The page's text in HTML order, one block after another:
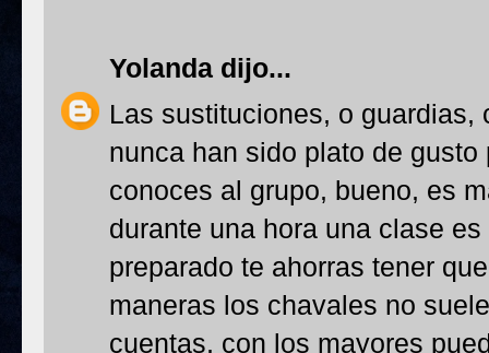
Yolanda dijo...
Las sustituciones, o
nunca han sido plato de
conoces al grupo, bueno, es
durante una hora una clase
preparado te ahorras tener
maneras los chavales no
cuentas, con los mayores